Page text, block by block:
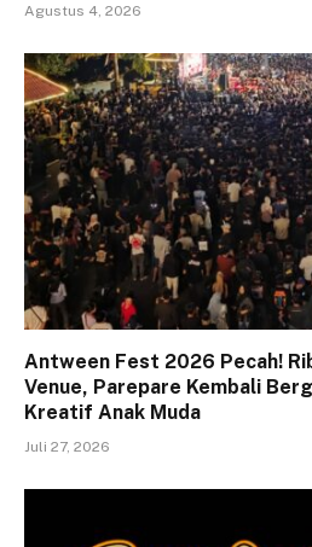
Agustus 4, 2026
Antween Fest 2026 Pecah!
Venue, Parepare Kembali
Kreatif Anak Muda
Juli 27, 2026